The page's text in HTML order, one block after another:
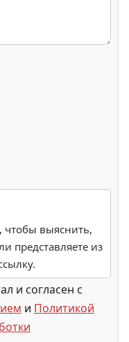
чтобы выяснить,
представляете из
и согласен с
и Политикой